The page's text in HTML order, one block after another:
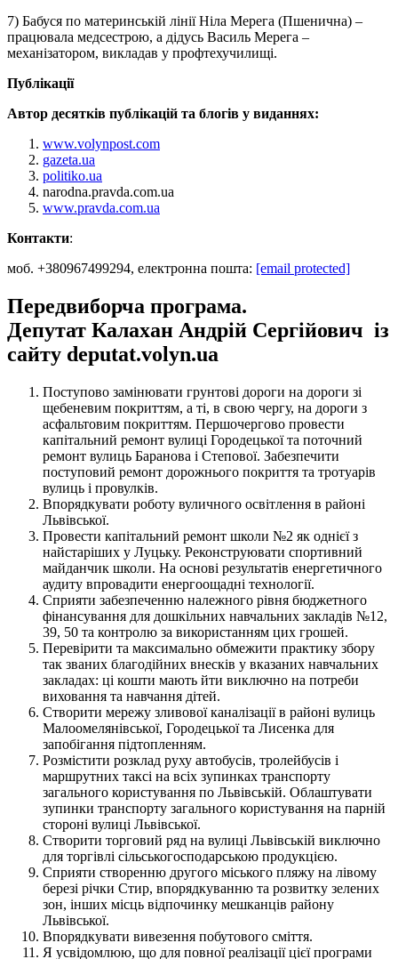
7) Бабуся по материнській лінії Ніла Мерега (Пшенична) –
працювала медсестрою, а дідусь Василь Мерега –
механізатором, викладав у профтехучилищі.
Публікації
Автор десятків публікацій та блогів у виданнях:
www.volynpost.com
gazeta.ua
politiko.ua
narodna.pravda.com.ua
www.pravda.com.ua
Контакти:
моб. +380967499294, електронна пошта: [email protected]
Передвиборча програма.
Депутат Калахан Андрій Сергійович із
сайту deputat.volyn.ua
Поступово замінювати грунтові дороги на дороги зі
щебеневим покриттям, а ті, в свою чергу, на дороги з
асфальтовим покриттям. Першочергово провести
капітальний ремонт вулиці Городецької та поточний
ремонт вулиць Баранова і Степової. Забезпечити
поступовий ремонт дорожнього покриття та тротуарів
вулиць і провулків.
Впорядкувати роботу вуличного освітлення в районі
Львівської.
Провести капітальний ремонт школи №2 як однієї з
найстаріших у Луцьку. Реконструювати спортивний
майданчик школи. На основі результатів енергетичного
аудиту впровадити енергоощадні технології.
Сприяти забезпеченню належного рівня бюджетного
фінансування для дошкільних навчальних закладів №12,
39, 50 та контролю за використанням цих грошей.
Перевірити та максимально обмежити практику збору
так званих благодійних внесків у вказаних навчальних
закладах: ці кошти мають йти виключно на потреби
виховання та навчання дітей.
Створити мережу зливової каналізації в районі вулиць
Малоомелянівської, Городецької та Лисенка для
запобігання підтопленням.
Розмістити розклад руху автобусів, тролейбусів і
маршрутних таксі на всіх зупинках транспорту
загального користування по Львівській. Облаштувати
зупинки транспорту загального користування на парній
стороні вулиці Львівської.
Створити торговий ряд на вулиці Львівській виключно
для торгівлі сільськогосподарською продукцією.
Сприяти створенню другого міського пляжу на лівому
березі річки Стир, впорядкуванню та розвитку зелених
зон, інших місць відпочинку мешканців району
Львівської.
Впорядкувати вивезення побутового сміття.
Я усвідомлюю, що для повної реалізації цієї програми